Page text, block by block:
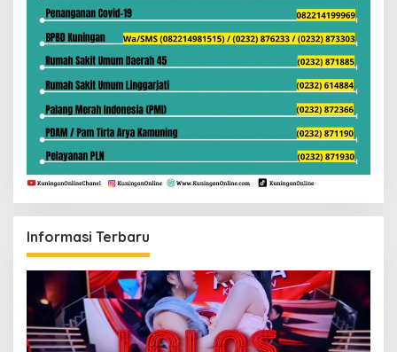
Informasi Terbaru